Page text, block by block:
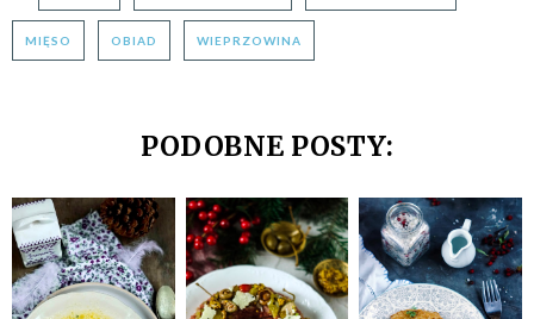
MIĘSO OBIAD WIEPRZOWINA
PODOBNE POSTY: